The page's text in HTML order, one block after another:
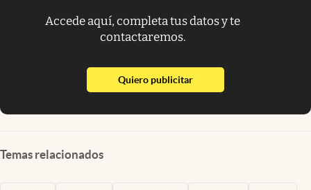
Accede aquí, completa tus datos y te
contactaremos.
Quiero publicitarabre en nueva pestaña
Temas relacionados